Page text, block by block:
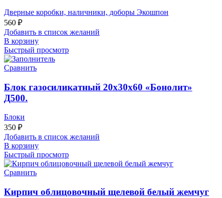
Дверные коробки, наличники, доборы Экошпон
560 ₽
Добавить в список желаний
В корзину
Быстрый просмотр
Сравнить
Блок газосиликатный 20х30х60 «Бонолит»
Д500.
Блоки
350 ₽
Добавить в список желаний
В корзину
Быстрый просмотр
Сравнить
Кирпич облицовочный щелевой белый жемчуг